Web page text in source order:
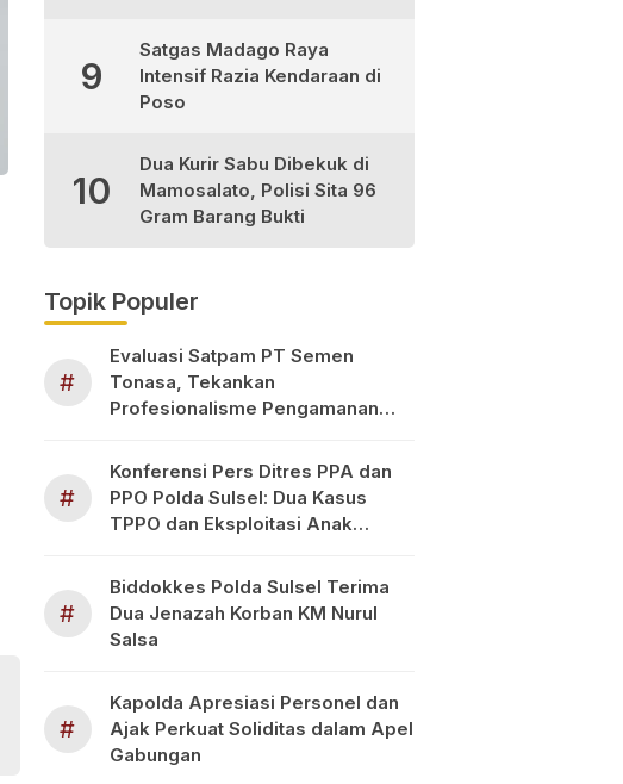
9
Satgas Madago Raya
Intensif Razia Kendaraan di
Poso
10
Dua Kurir Sabu Dibekuk di
Mamosalato, Polisi Sita 96
Gram Barang Bukti
Topik Populer
#
Evaluasi Satpam PT Semen
Tonasa, Tekankan
Profesionalisme Pengamanan
#
Konferensi Pers Ditres PPA dan
PPO Polda Sulsel: Dua Kasus
TPPO dan Eksploitasi Anak
#
Biddokkes Polda Sulsel Terima
Dua Jenazah Korban KM Nurul
Salsa
#
Kapolda Apresiasi Personel dan
Ajak Perkuat Soliditas dalam Apel
Gabungan